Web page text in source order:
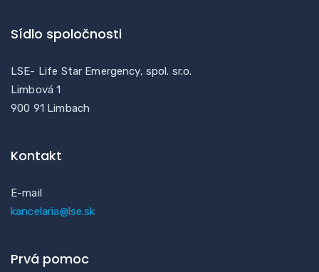
Sídlo spoločnosti
LSE- Life Star Emergency, spol. sr.o.
Limbová 1
900 91 Limbach
Kontakt
E-mail
kancelaria@lse.sk
Prvá pomoc